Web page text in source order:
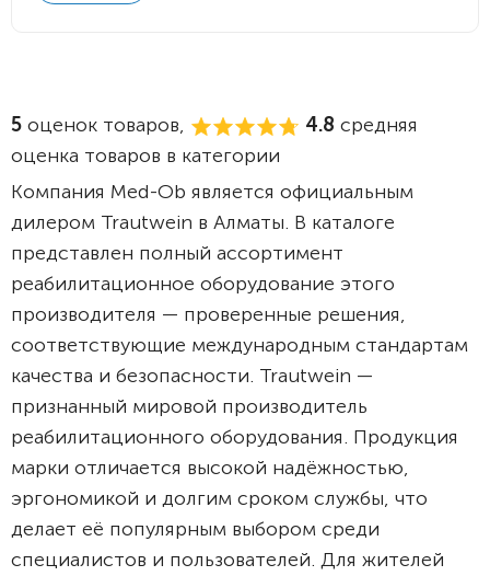
5 оценок товаров, 4.8 средняя
оценка товаров в категории
Компания Med-Ob является официальным
дилером Trautwein в Алматы. В каталоге
представлен полный ассортимент
реабилитационное оборудование этого
производителя — проверенные решения,
соответствующие международным стандартам
качества и безопасности. Trautwein —
признанный мировой производитель
реабилитационного оборудования. Продукция
марки отличается высокой надёжностью,
эргономикой и долгим сроком службы, что
делает её популярным выбором среди
специалистов и пользователей. Для жителей